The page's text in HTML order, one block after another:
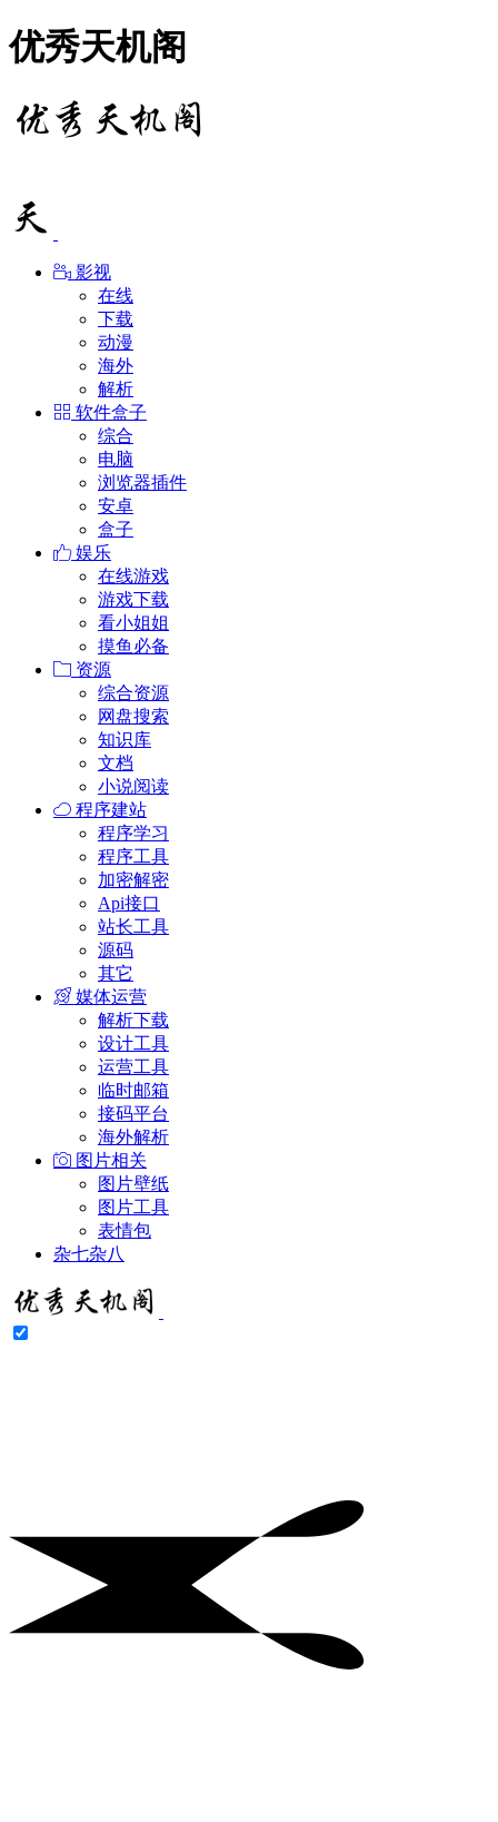
优秀天机阁
影视
在线
下载
动漫
海外
解析
软件盒子
综合
电脑
浏览器插件
安卓
盒子
娱乐
在线游戏
游戏下载
看小姐姐
摸鱼必备
资源
综合资源
网盘搜索
知识库
文档
小说阅读
程序建站
程序学习
程序工具
加密解密
Api接口
站长工具
源码
其它
媒体运营
解析下载
设计工具
运营工具
临时邮箱
接码平台
海外解析
图片相关
图片壁纸
图片工具
表情包
杂七杂八